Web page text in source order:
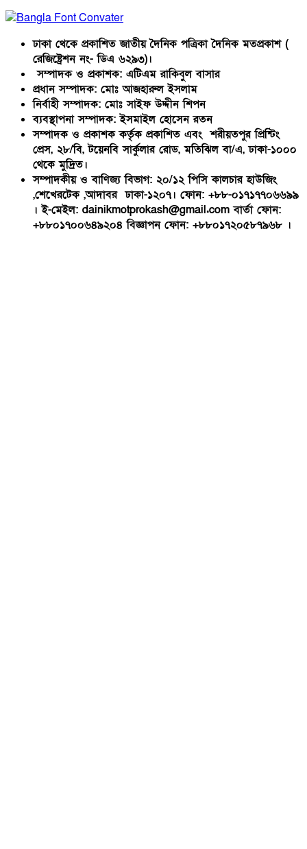
ঢাকা থেকে প্রকাশিত জাতীয় দৈনিক পত্রিকা দৈনিক মতপ্রকাশ (
রেজিষ্ট্রেশন নং- ডিএ ৬২৯৩)।
সম্পাদক ও প্রকাশক: এটিএম রাকিবুল বাসার
প্রধান সম্পাদক: মোঃ আজহারুল ইসলাম
নির্বাহী সম্পাদক: মোঃ সাইফ উদ্দীন শিপন
ব্যবস্থাপনা সম্পাদক: ইসমাইল হোসেন রতন
সম্পাদক ও প্রকাশক কর্তৃক প্রকাশিত এবং শরীয়তপুর প্রিন্টিং
প্রেস, ২৮/বি, টয়েনবি সার্কুলার রোড, মতিঝিল বা/এ, ঢাকা-১০০০
থেকে মুদ্রিত।
সম্পাদকীয় ও বাণিজ্য বিভাগ: ২০/১২ পিসি কালচার হাউজিং
,শেখেরটেক ,আদাবর ঢাকা-১২০৭। ফোন: +৮৮-০১৭১৭৭০৬৬৯৯
। ই-মেইল: dainikmotprokash@gmail.com বার্তা ফোন:
+৮৮০১৭০০৬৪৯২০৪ বিজ্ঞাপন ফোন: +৮৮০১৭২০৫৮৭৯৬৮ ।